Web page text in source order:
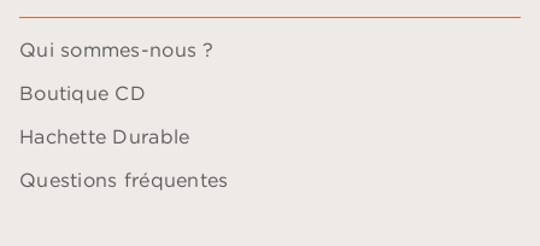
Qui sommes-nous ?
Boutique CD
Hachette Durable
Questions fréquentes